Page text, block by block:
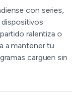
con series,
dispositivos
ralentiza o
a mantener tu
carguen sin